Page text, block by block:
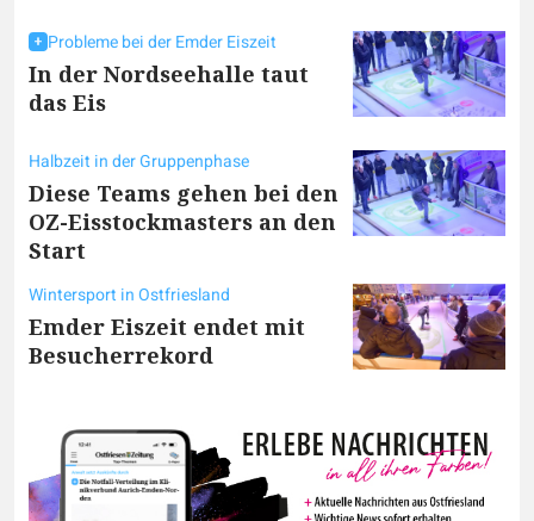
Probleme bei der Emder Eiszeit
In der Nordseehalle taut
das Eis
Halbzeit in der Gruppenphase
Diese Teams gehen bei den
OZ-Eisstockmasters an den
Start
Wintersport in Ostfriesland
Emder Eiszeit endet mit
Besucherrekord